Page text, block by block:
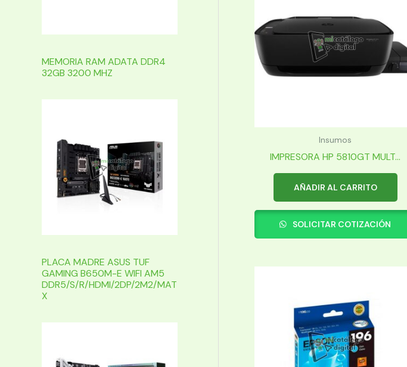
MEMORIA RAM ADATA DDR4
32GB 3200 MHZ
PLACA MADRE ASUS TUF
GAMING B650M-E WIFI AM5
DDR5/S/R/HDMI/2DP/2M2/MAT
X
Insumos
IMPRESORA HP 5810GT MULT...
AÑADIR AL CARRITO
SOLICITAR COTIZACIÓN